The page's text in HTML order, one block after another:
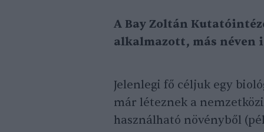
A Bay Zoltán
alkalmazott, más néven
Jelenlegi fő céljuk egy
már léteznek a
használható növényből